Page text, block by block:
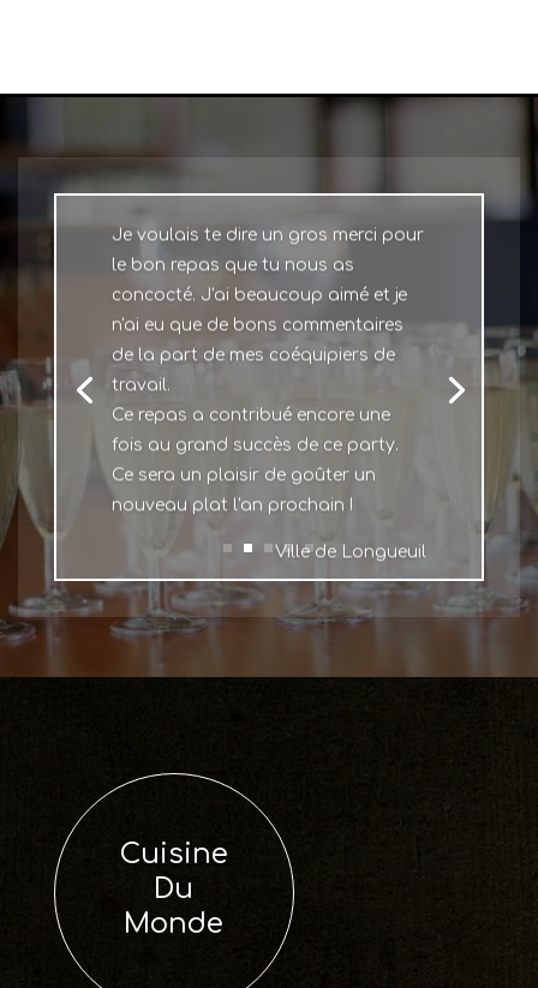
Je voulais te dire un gros merci pour
le bon repas que tu nous as
concocté. J'ai beaucoup aimé et je
n'ai eu que de bons commentaires
de la part de mes coéquipiers de
travail.
Ce repas a contribué encore une
fois au grand succès de ce party.
Ce sera un plaisir de goûter un
nouveau plat l'an prochain !
Ville de Longueuil
Cuisine
Du
Monde